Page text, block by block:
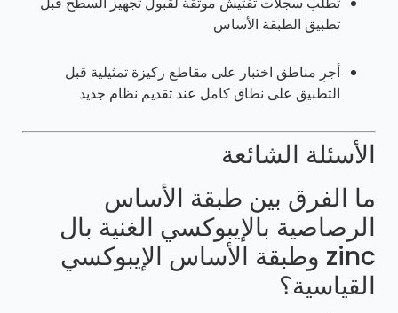
تطبيق الطبقة الأساس
أجرِ مناطق اختبار على مقاطع ركيزة تمثيلية قبل
التطبيق على نطاق كامل عند تقديم نظام جديد
الأسئلة الشائعة
ما الفرق بين طبقة الأساس
الرصاصية بالإيبوكسي الغنية بال
zinc وطبقة الأساس الإيبوكسي
القياسية؟